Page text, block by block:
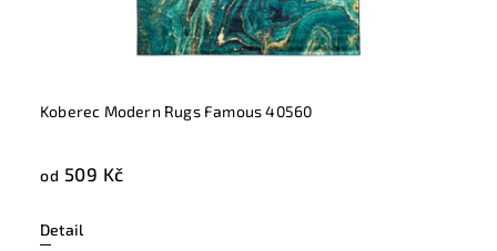
Koberec Modern Rugs Famous 40560
od 509 Kč
Detail